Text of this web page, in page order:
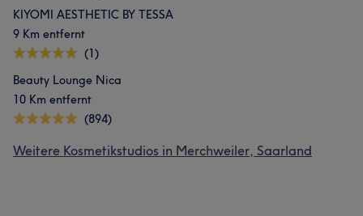
KIYOMI AESTHETIC BY TESSA
9 Km entfernt
(1)
Beauty Lounge Nica
10 Km entfernt
(894)
Weitere Kosmetikstudios in Merchweiler, Saarland